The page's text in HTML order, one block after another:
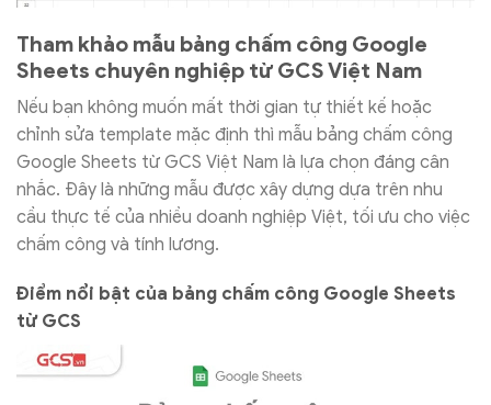
Tham khảo mẫu bảng chấm công Google
Sheets chuyên nghiệp từ GCS Việt Nam
Nếu bạn không muốn mất thời gian tự thiết kế hoặc
chỉnh sửa template mặc định thì mẫu bảng chấm công
Google Sheets từ GCS Việt Nam là lựa chọn đáng cân
nhắc. Đây là những mẫu được xây dựng dựa trên nhu
cầu thực tế của nhiều doanh nghiệp Việt, tối ưu cho việc
chấm công và tính lương.
Điểm nổi bật của bảng chấm công Google Sheets
từ GCS